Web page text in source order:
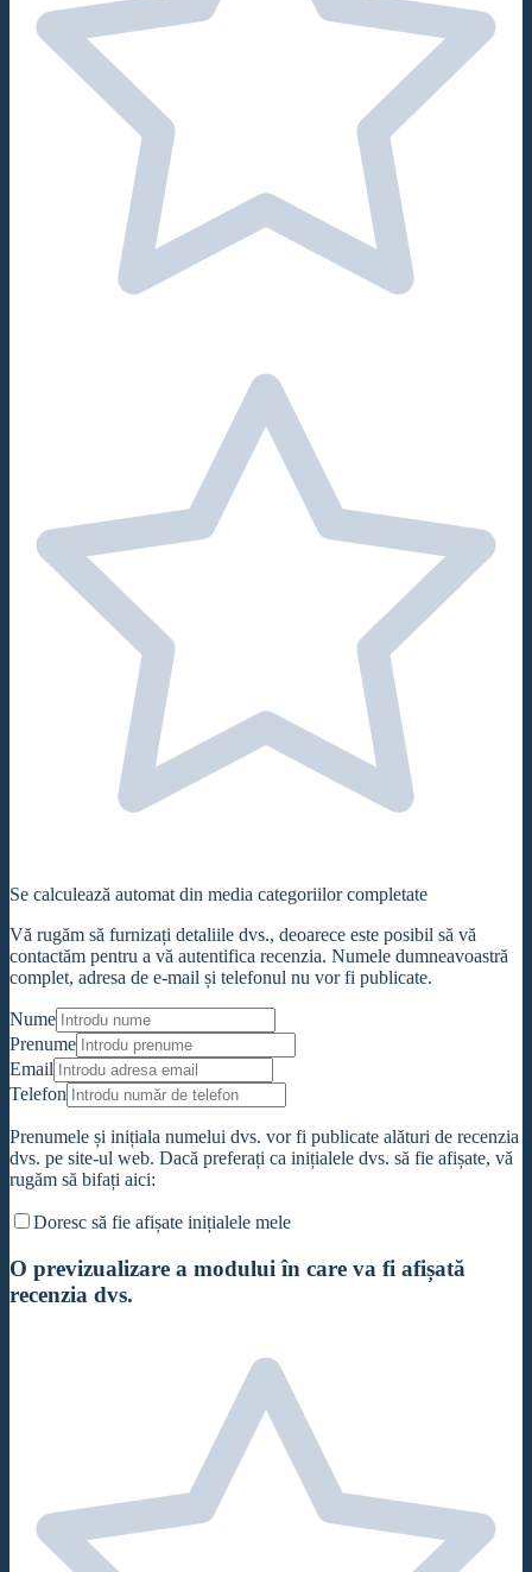
Se calculează automat din media categoriilor completate
Vă rugăm să furnizați detaliile dvs., deoarece este posibil să vă
contactăm pentru a vă autentifica recenzia. Numele dumneavoastră
complet, adresa de e-mail și telefonul nu vor fi publicate.
Nume
Prenume
Email
Telefon
Prenumele și inițiala numelui dvs. vor fi publicate alături de recenzia
dvs. pe site-ul web. Dacă preferați ca inițialele dvs. să fie afișate, vă
rugăm să bifați aici:
Doresc să fie afișate inițialele mele
O previzualizare a modului în care va fi afișată
recenzia dvs.